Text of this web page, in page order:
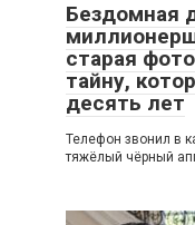
Бездомная
старая
тайну,
десять лет
Телефон звонил в
тяжёлый чёрный